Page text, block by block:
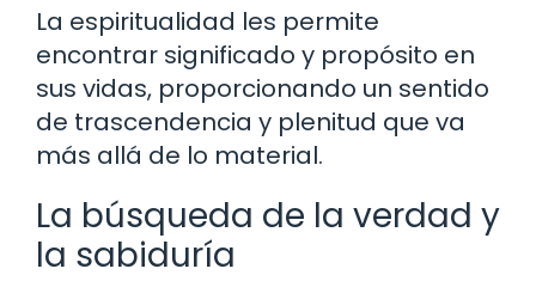
La espiritualidad les permite
encontrar significado y propósito en
sus vidas, proporcionando un sentido
de trascendencia y plenitud que va
más allá de lo material.
La búsqueda de la verdad y
la sabiduría